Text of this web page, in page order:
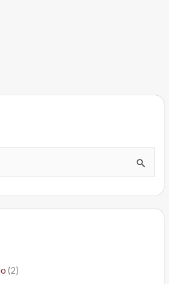
(2)